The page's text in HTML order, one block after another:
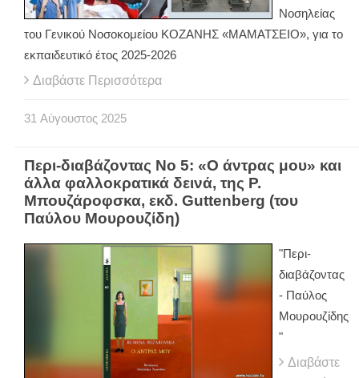
Νοσηλείας
του Γενικού Νοσοκομείου ΚΟΖΑΝΗΣ «ΜΑΜΑΤΣΕΙΟ», για το
εκπαιδευτικό έτος 2025-2026
Διαβάστε Περισσότερα
31 Αύγουστος 2025
Περι-διαβάζοντας Νο 5: «Ο άντρας μου» και
άλλα φαλλοκρατικά δεινά, της Ρ.
Μπουζάροφσκα, εκδ. Guttenberg (του
Παύλου Μουρουζίδη)
"Περι-
διαβάζοντας
- Παύλος
Μουρουζίδης
"
Διαβάστε